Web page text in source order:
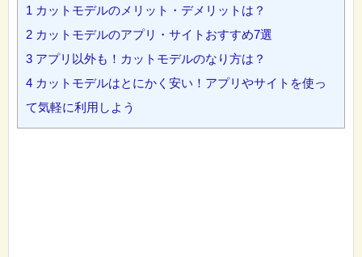
1 カットモデルのメリット・デメリットは？
2 カットモデルのアプリ・サイトおすすめ7選
3 アプリ以外も！カットモデルのなり方は？
4 カットモデルはとにかく安い！アプリやサイトを使っ
て気軽に利用しよう